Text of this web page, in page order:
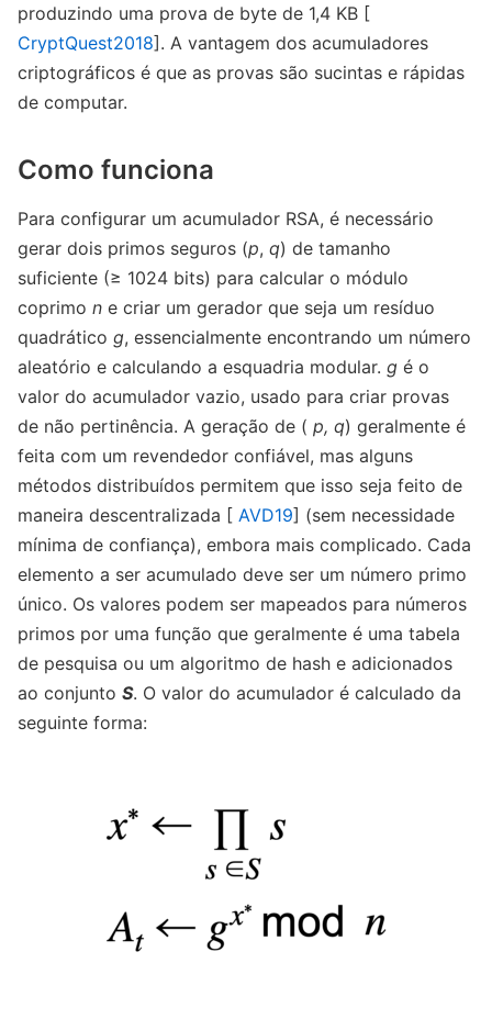
produzindo uma prova de byte de 1,4 KB [
CryptQuest2018]. A vantagem dos acumuladores
criptográficos é que as provas são sucintas e rápidas
de computar.
Como funciona
Para configurar um acumulador RSA, é necessário
gerar dois primos seguros (p, q) de tamanho
suficiente (≥ 1024 bits) para calcular o módulo
coprimo n e criar um gerador que seja um resíduo
quadrático g, essencialmente encontrando um número
aleatório e calculando a esquadria modular. g é o
valor do acumulador vazio, usado para criar provas
de não pertinência. A geração de ( p, q) geralmente é
feita com um revendedor confiável, mas alguns
métodos distribuídos permitem que isso seja feito de
maneira descentralizada [ AVD19] (sem necessidade
mínima de confiança), embora mais complicado. Cada
elemento a ser acumulado deve ser um número primo
único. Os valores podem ser mapeados para números
primos por uma função que geralmente é uma tabela
de pesquisa ou um algoritmo de hash e adicionados
ao conjunto S. O valor do acumulador é calculado da
seguinte forma: